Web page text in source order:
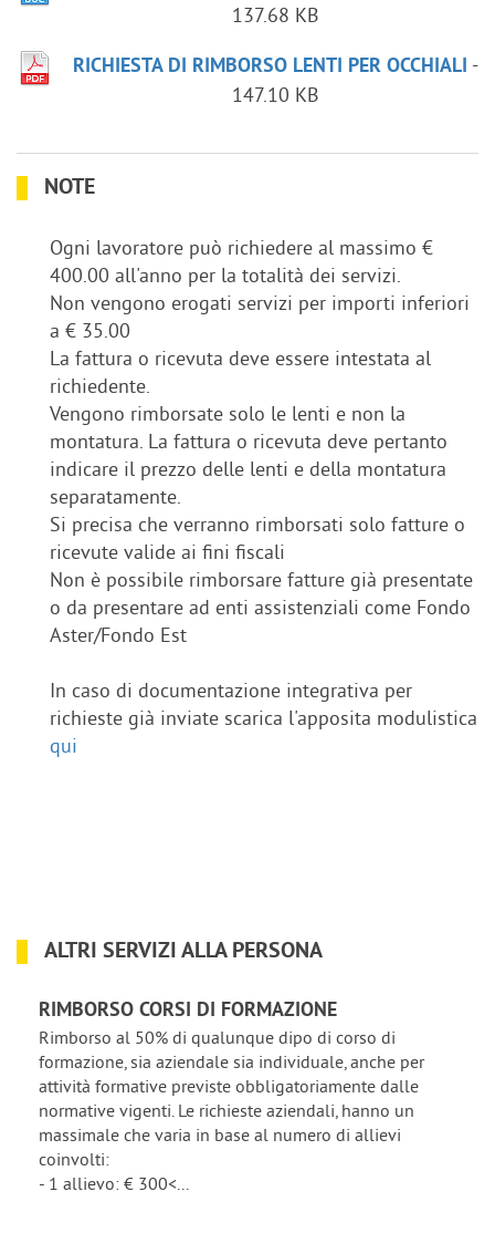
137.68 KB
RICHIESTA DI RIMBORSO LENTI PER OCCHIALI -
147.10 KB
NOTE
Ogni lavoratore può richiedere al massimo €
400.00 all'anno per la totalità dei servizi.
Non vengono erogati servizi per importi inferiori
a € 35.00
La fattura o ricevuta deve essere intestata al
richiedente.
Vengono rimborsate solo le lenti e non la
montatura. La fattura o ricevuta deve pertanto
indicare il prezzo delle lenti e della montatura
separatamente.
Si precisa che verranno rimborsati solo fatture o
ricevute valide ai fini fiscali
Non è possibile rimborsare fatture già presentate
o da presentare ad enti assistenziali come Fondo
Aster/Fondo Est
In caso di documentazione integrativa per
richieste già inviate scarica l'apposita modulistica
qui
ALTRI SERVIZI ALLA PERSONA
RIMBORSO CORSI DI FORMAZIONE
Rimborso al 50% di qualunque dipo di corso di
formazione, sia aziendale sia individuale, anche per
attività formative previste obbligatoriamente dalle
normative vigenti. Le richieste aziendali, hanno un
massimale che varia in base al numero di allievi
coinvolti:
- 1 allievo: € 300<...